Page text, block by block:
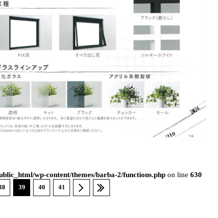
wp-content/themes/barba-2/functions.php on line 630
39 40 41